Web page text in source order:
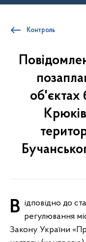
Контроль
об'єктах
Відповідно до статті 41 Закону України «Про регулювання
Закону України